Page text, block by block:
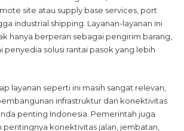
site atau supply base services, port
industrial shipping. Layanan-layanan ini
hanya berperan sebagai pengirim barang,
penyedia solusi rantai pasok yang lebih
layanan seperti ini masih sangat relevan,
infrastruktur dan konektivitas
penting Indonesia. Pemerintah juga
pentingnya konektivitas jalan, jembatan,